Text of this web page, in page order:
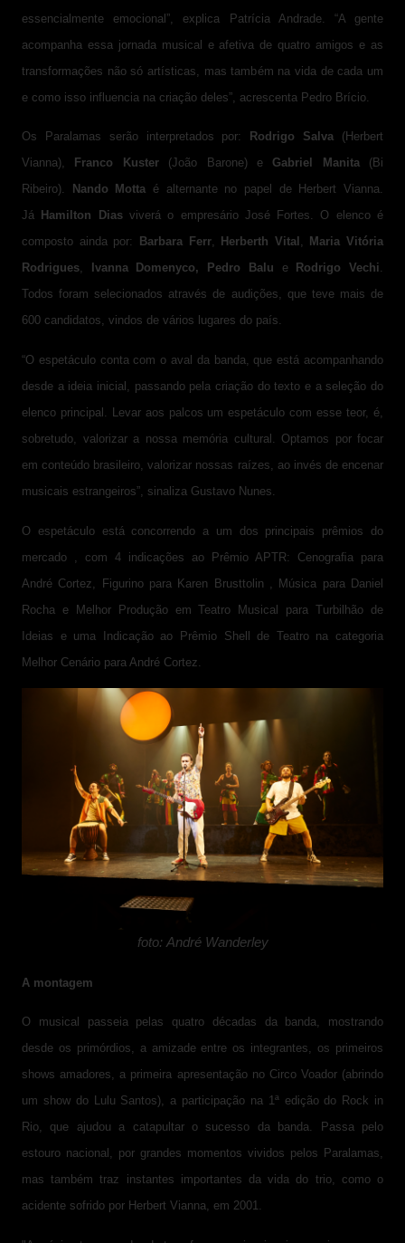
essencialmente emocional”, explica Patrícia Andrade. “A gente
acompanha essa jornada musical e afetiva de quatro amigos e as
transformações não só artísticas, mas também na vida de cada um
e como isso influencia na criação deles”, acrescenta Pedro Brício.
Os Paralamas serão interpretados por: Rodrigo Salva (Herbert
Vianna),
Franco Kuster (João Barone) e Gabriel Manita (Bi
Ribeiro).
Nando Motta é alternante no papel de Herbert Vianna.
Já
Hamilton Dias viverá o empresário José Fortes. O elenco é
composto ainda por:
Barbara Ferr, Herberth Vital ,
Maria Vitória
Rodrigues, Ivanna Domenyco, Pedro Balu e Rodrigo Vechi.
Todos foram selecionados através de audições, que teve mais de
600 candidatos, vindos de vários lugares do país.
“O espetáculo conta com o aval da banda, que está acompanhando
desde a ideia inicial, passando pela criação do texto e a seleção do
elenco principal. Levar aos palcos um espetáculo com esse teor, é,
sobretudo, valorizar a nossa memória cultural. Optamos por focar
em conteúdo brasileiro, valorizar nossas raízes, ao invés de encenar
musicais estrangeiros”, sinaliza Gustavo Nunes.
O espetáculo está concorrendo a um dos principais prêmios do
mercado , com 4 indicações ao Prêmio APTR: Cenograﬁa para
André Cortez, Figurino para Karen Brusttolin , Música para Daniel
Rocha e Melhor Produção em Teatro Musical para Turbilhão de
Ideias e uma Indicação ao Prêmio Shell de Teatro na categoria
Melhor Cenário para André Cortez.
foto: André Wanderley
A montagem
O musical passeia pelas quatro décadas da banda, mostrando
desde os primórdios, a amizade entre os integrantes, os primeiros
shows amadores, a primeira apresentação no Circo Voador (abrindo
um show do Lulu Santos), a participação na 1ª edição do Rock in
Rio, que ajudou a catapultar o sucesso da banda. Passa pelo
estouro nacional, por grandes momentos vividos pelos Paralamas,
mas também traz instantes importantes da vida do trio, como o
acidente sofrido por Herbert Vianna, em 2001.